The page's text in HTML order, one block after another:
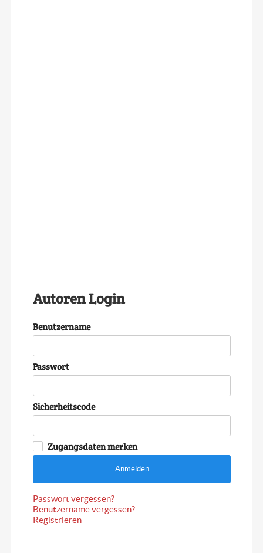
Autoren Login
Benutzername
Passwort
Sicherheitscode
Zugangsdaten merken
Anmelden
Passwort vergessen?
Benutzername vergessen?
Registrieren